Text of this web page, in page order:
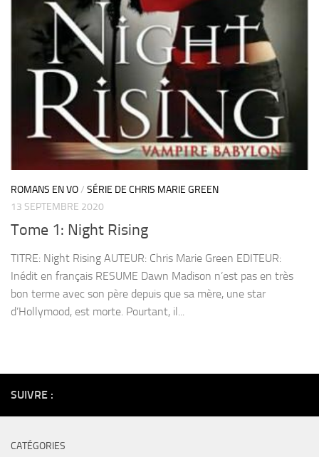
ROMANS EN VO/ SÉRIE DE CHRIS MARIE GREEN
13 SEPTEMBRE 2020
Tome 1: Night Rising
TITRE: Night Rising AUTEUR: Chris Marie Green EDITEUR:
Inédit en français RESUME Dawn Madison n’est pas en très
bon terme avec son père depuis que sa mère, une star
d’Hollymood, est morte. Pourtant, il...
SUIVRE :
CATÉGORIES